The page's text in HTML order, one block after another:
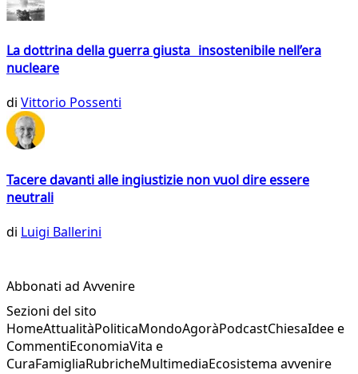
La dottrina della guerra giusta insostenibile nell’era
nucleare
di Vittorio Possenti
Tacere davanti alle ingiustizie non vuol dire essere
neutrali
di Luigi Ballerini
Abbonati ad Avvenire
Sezioni del sito
HomeAttualitàPoliticaMondoAgoràPodcastChiesaIdee e
CommentiEconomiaVita e
CuraFamigliaRubricheMultimediaEcosistema avvenire